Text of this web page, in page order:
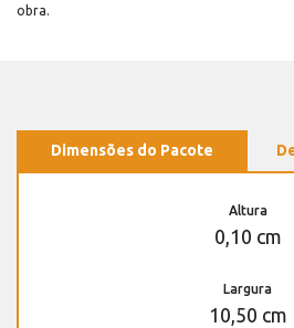
obra.
Dimensões do Pacote
Altura
0,10 cm
Largura
10,50 cm